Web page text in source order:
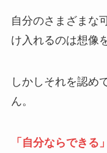
自分のさまざまな
け入れるのは想像
しかしそれを認め
ん。
「自分ならできる」